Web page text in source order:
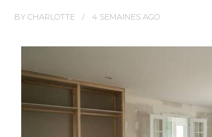
BY CHARLOTTE 4 SEMAINES AGO